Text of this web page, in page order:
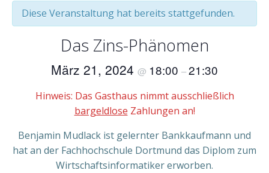
Diese Veranstaltung hat bereits stattgefunden.
Das Zins-Phänomen
März 21, 2024 @ 18:00 –21:30
Hinweis: Das Gasthaus nimmt ausschließlich
bargeldlose Zahlungen an!
Benjamin Mudlack ist gelernter Bankkaufmann und
hat an der Fachhochschule Dortmund das Diplom zum
Wirtschaftsinformatiker erworben.